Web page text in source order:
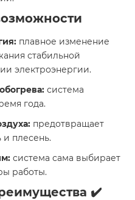
плавное изменение
стабильной
электроэнергии.
система
года.
предотвращает
плесень.
система сама выбирает
работы.
✔️